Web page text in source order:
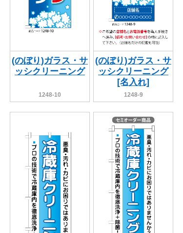
(のぼり)ガラス・サ
ッシクリーニング
1248-10
(のぼり)ガラス・サ
ッシクリーニング
[名入れ]
1248-9